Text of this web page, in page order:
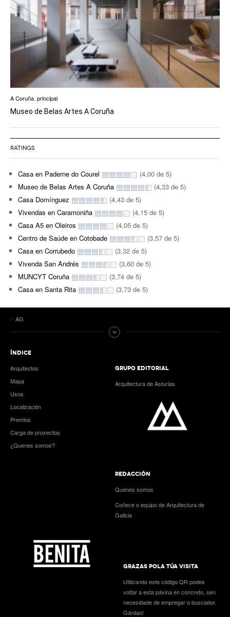
A Coruña principal
Museo de Belas Artes A Coruña
RATINGS
Casa en Paderne do Courel
(4,00 de 5)
Museo de Belas Artes A Coruña
(4,33 de 5)
Casa Domínguez
(4,43 de 5)
Vivendas en Caramoniña
(4,15 de 5)
Casa A5 en Oleiros
(4,05 de 5)
Centro de Saúde en Cotobade
(3,57 de 5)
Casa en Corrubedo
(3,32 de 5)
Vivenda San Andrés
(3,60 de 5)
MUNCYT Coruña
(3,74 de 5)
Casa en Santa Rita
(3,73 de 5)
AG
ÍNDICE
Arquitectos
Mapa
Usos
Localización
Premios
Carga de proxectos
¿Quenes somos?
GRUPO EDITORIAL
Arquitectura de Asturias
REDACCIÓN
Quenes somos
Coñece o equipo de Arquitectura de
Galicia
GRAZAS POLA TÚA VISITA
Utilizando este código QR podes
voltar a esta páxina en concreto, sen
necesidade de empregar o buscador.
Gárdao!